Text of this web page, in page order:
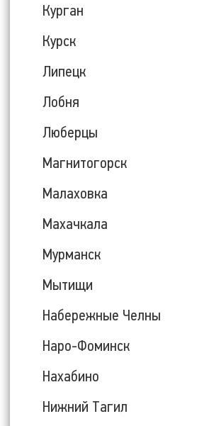
Курган
Курск
Липецк
Лобня
Люберцы
Магнитогорск
Малаховка
Махачкала
Мурманск
Мытищи
Набережные Челны
Наро-Фоминск
Нахабино
Нижний Тагил